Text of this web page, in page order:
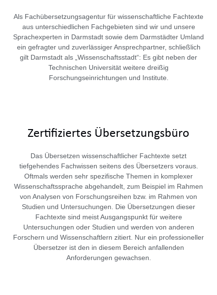
Als Fachübersetzungsagentur für wissenschaftliche Fachtexte
aus unterschiedlichen Fachgebieten sind wir und unsere
Sprachexperten in Darmstadt sowie dem Darmstädter Umland
ein gefragter und zuverlässiger Ansprechpartner, schließlich
gilt Darmstadt als „Wissenschaftsstadt“: Es gibt neben der
Technischen Universität weitere dreißig
Forschungseinrichtungen und Institute.
Zertifiziertes Übersetzungsbüro
Das Übersetzen wissenschaftlicher Fachtexte setzt
tiefgehendes Fachwissen seitens des Übersetzers voraus.
Oftmals werden sehr spezifische Themen in komplexer
Wissenschaftssprache abgehandelt, zum Beispiel im Rahmen
von Analysen von Forschungsreihen bzw. im Rahmen von
Studien und Untersuchungen. Die Übersetzungen dieser
Fachtexte sind meist Ausgangspunkt für weitere
Untersuchungen oder Studien und werden von anderen
Forschern und Wissenschaftlern zitiert. Nur ein professioneller
Übersetzer ist den in diesem Bereich anfallenden
Anforderungen gewachsen.